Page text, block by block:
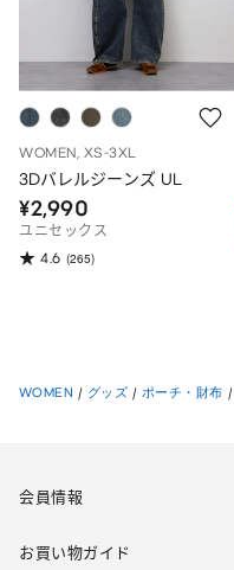
WOMEN, XS-3XL
3Dバレルジーンズ UL
¥2,990
ユニセックス
4.6 (265)
WOMEN / グッズ / ポーチ・財布 /
会員情報
お買い物ガイド